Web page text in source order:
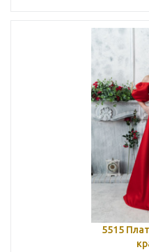
5515 Платье атласное,